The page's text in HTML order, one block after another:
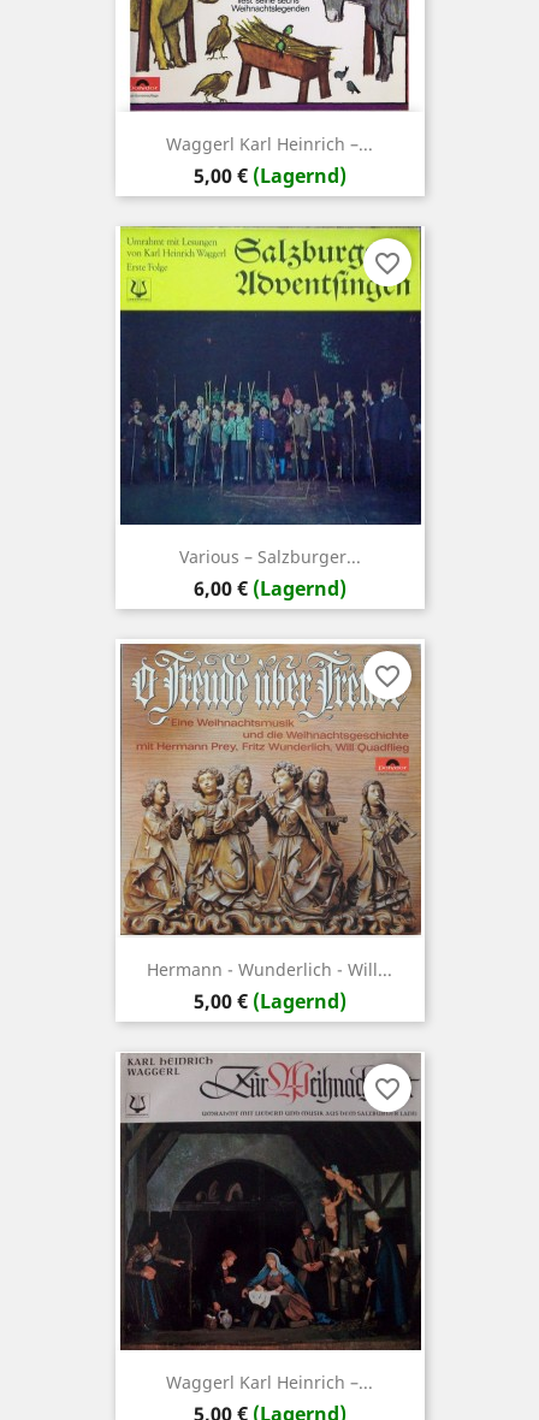
Waggerl ‎Karl Heinrich –...
Preis
5,00 € (Lagernd)
Various ‎– Salzburger...
Preis
6,00 € (Lagernd)
favorite_border
Hermann - Wunderlich - Will...
Preis
5,00 € (Lagernd)
favorite_border
Waggerl ‎Karl Heinrich –...
Preis
5,00 € (Lagernd)
favorite_border